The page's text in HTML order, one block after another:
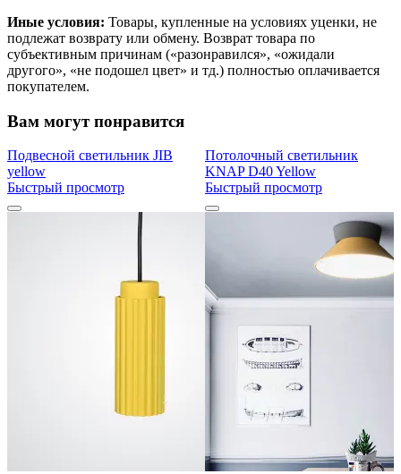
Иные условия: Товары, купленные на условиях уценки, не
подлежат возврату или обмену. Возврат товара по
субъективным причинам («разонравился», «ожидали
другого», «не подошел цвет» и тд.) полностью оплачивается
покупателем.
Вам могут понравится
Подвесной светильник JIB
yellow
Быстрый просмотр
Потолочный светильник
KNAP D40 Yellow
Быстрый просмотр